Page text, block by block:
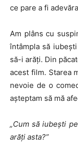
ce pare a fi
Am plâns cu
întâmpla să
să-i arăţi. Din
acest film. Starea
nevoie de o
aşteptam să mă
„Cum să iubeşti
arăţi asta?”